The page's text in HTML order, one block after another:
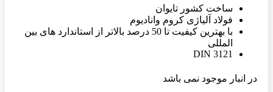
ساخت کشور تایوان
فولاد آلیاژی کروم وانادیوم
با بهترین کیفیت تا 50 درصد بالاتر از استاندارد های بین
المللی
DIN 3121
در انبار موجود نمی باشد